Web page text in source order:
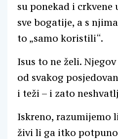
su ponekad i crkvene
sve bogatije, a s
to „samo koristili“.
Isus to ne želi.
od svakog
i teži – i zato
Iskreno, razumijemo
živi li ga itko